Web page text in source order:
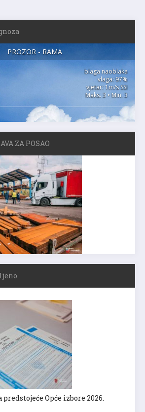
PROZOR - RAMA
blaga naoblaka
vlaga: 97%
vjetar: 1m/s SSI
Maks. 3 • Min. 3
ZA POSAO
Opće izbore 2026.